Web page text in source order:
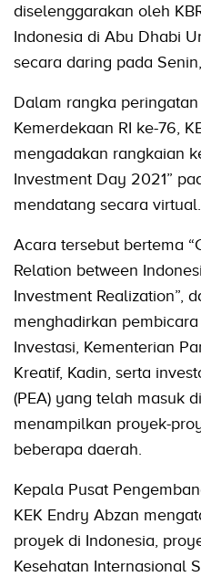
diselenggarakan oleh
Indonesia di Abu Dhabi
secara daring pada
Dalam rangka
Kemerdekaan RI ke-76,
mengadakan rangkaian
Investment Day 2021”
mendatang secara virtual.
Acara tersebut bertema
Relation between
Investment Realization”,
menghadirkan
Investasi, Kementerian
Kreatif, Kadin, serta
(PEA) yang telah masuk
menampilkan proyek-
beberapa daerah.
Kepala Pusat
KEK Endry Abzan
proyek di Indonesia,
Kesehatan Internasional